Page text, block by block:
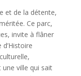
et de la détente,
Ce parc,
invite à flâner
ville qui sait